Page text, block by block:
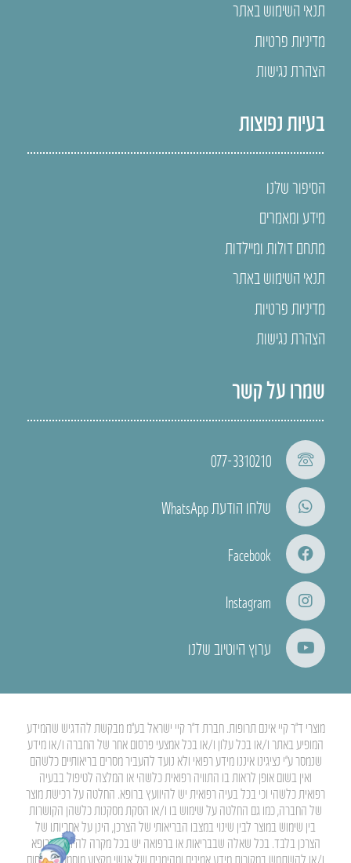
תנאי השימוש באתר
מדיניות פרטיות
הצהרת נגישות
בעיות נפוצות
הסיפור שלנו
מידע ומאמרים
מתחם דולות ומיילדות
תנאי השימוש באתר
מדיניות פרטיות
הצהרת נגישות
שמרו על קשר
077-3310210
שלחו הודעת WhatsApp
Facebook
Instagram
ערוץ היוטיוב שלנו
מוצרי ד”ר קיי אינם תרופות. חברת ד”ר קיי ישראל בע”מ מבקשת להדגיש שהמידע
המופיע באתר ו/או בכל עלון ו/או בכל אמצעי פרסום אחר של החברה ו/או מידע
שנמסר ע”י נציגינו איננו מידע רפואי ולא נועד להעביר מסרים בריאותיים כלשהם
ואין בשום אופן לראות בו התוויה רפואית כלשהי או המלצה לטיפול בבעיה
רפואית כלשהי וכי בכל בעיה רפואית יש להיוועץ ברופא. החלטה על רכישת מוצר
של החברה, כמו גם החלטה על שימוש בו ו/או הסקת מסקנות כלשהן הקושרות
בין שימוש במוצר לבין שינוי במצבו הבריאותי של הצרכן, הינן על אחריותו של
הצרכן בלבד. בכל שאלה שבבריאות או ברפואה יש בכל מקרה להיוועץ ברופא
ו/או להשתמש במקורות מידע אמינים ומהימנים של אנשי מקצוע מוסמכים בתחום